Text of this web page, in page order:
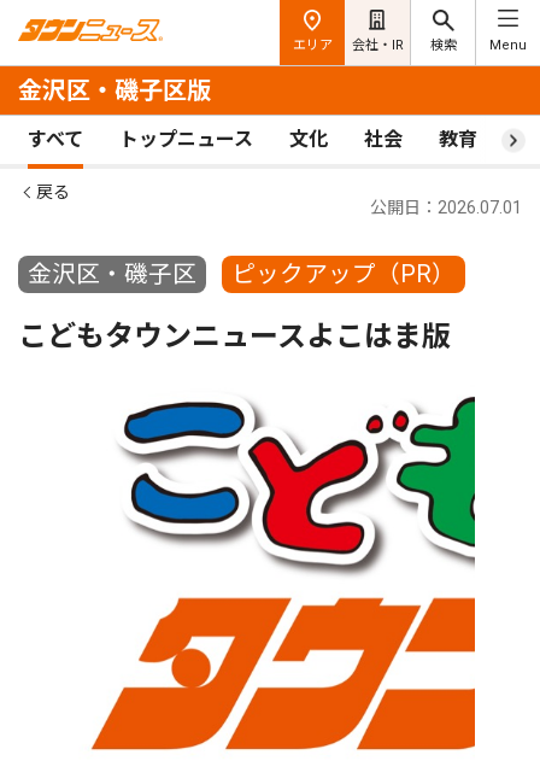
エリア 会社・IR 検索 Menu
金沢区・磯子区版
すべて トップニュース 文化 社会 教育 ス
戻る
金沢区・磯子区 ピックアップ（PR）
公開日：2026.07.01
こどもタウンニュースよこはま版